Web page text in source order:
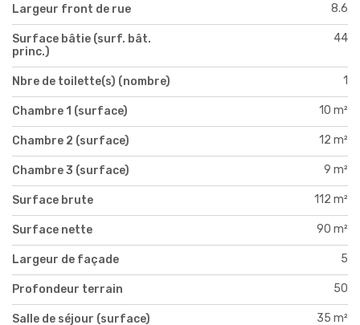
Largeur front de rue 8.6
Surface bâtie (surf. bât.
princ.)
44
Nbre de toilette(s) (nombre) 1
Chambre 1 (surface) 10 m²
Chambre 2 (surface) 12 m²
Chambre 3 (surface) 9 m²
Surface brute 112 m²
Surface nette 90 m²
Largeur de façade 5
Profondeur terrain 50
Salle de séjour (surface) 35 m²